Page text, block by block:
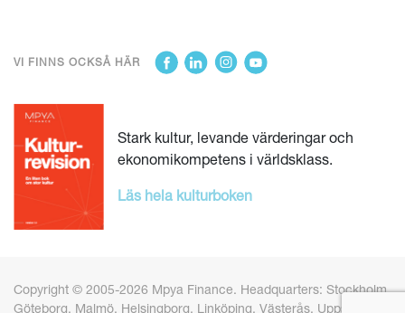
Stark kultur, levande värderingar och
ekonomikompetens i världsklass.
Läs hela kulturboken
VI FINNS OCKSÅ HÄR
Copyright © 2005-2026 Mpya Finance. Headquarters: Stockholm,
Göteborg, Malmö, Helsingborg, Linköping, Västerås, Uppsala och